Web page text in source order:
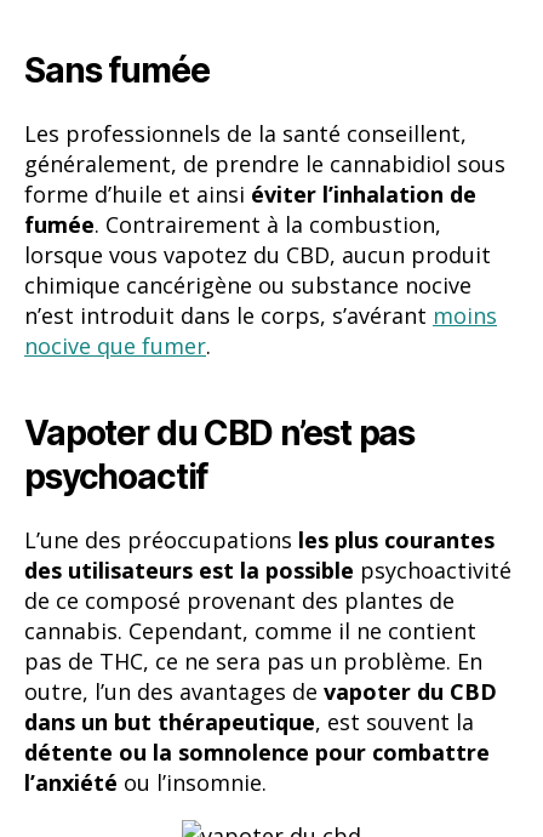
Sans fumée
Les professionnels de la santé conseillent,
généralement, de prendre le cannabidiol sous
forme d’huile et ainsi éviter l’inhalation de
fumée. Contrairement à la combustion,
lorsque vous vapotez du CBD, aucun produit
chimique cancérigène ou substance nocive
n’est introduit dans le corps, s’avérant moins
nocive que fumer.
Vapoter du CBD n’est pas
psychoactif
L’une des préoccupations les plus courantes
des utilisateurs est la possible psychoactivité
de ce composé provenant des plantes de
cannabis. Cependant, comme il ne contient
pas de THC, ce ne sera pas un problème. En
outre, l’un des avantages de vapoter du CBD
dans un but thérapeutique, est souvent la
détente ou la somnolence pour combattre
l’anxiété ou l’insomnie.